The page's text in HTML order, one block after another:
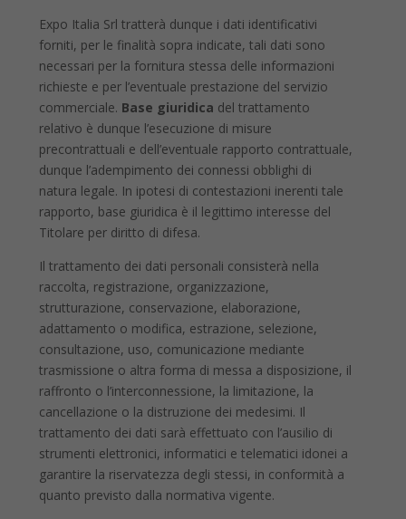
Expo Italia Srl tratterà dunque i dati identificativi
forniti, per le finalità sopra indicate, tali dati sono
necessari per la fornitura stessa delle informazioni
richieste e per l’eventuale prestazione del servizio
commerciale. Base giuridica del trattamento
relativo è dunque l’esecuzione di misure
precontrattuali e dell’eventuale rapporto contrattuale,
dunque l’adempimento dei connessi obblighi di
natura legale. In ipotesi di contestazioni inerenti tale
rapporto, base giuridica è il legittimo interesse del
Titolare per diritto di difesa.
Il trattamento dei dati personali consisterà nella
raccolta, registrazione, organizzazione,
strutturazione, conservazione, elaborazione,
adattamento o modifica, estrazione, selezione,
consultazione, uso, comunicazione mediante
trasmissione o altra forma di messa a disposizione, il
raffronto o l’interconnessione, la limitazione, la
cancellazione o la distruzione dei medesimi. Il
trattamento dei dati sarà effettuato con l’ausilio di
strumenti elettronici, informatici e telematici idonei a
garantire la riservatezza degli stessi, in conformità a
quanto previsto dalla normativa vigente.